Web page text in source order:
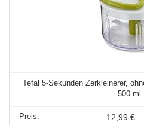
Tefal 5-Sekunden Zerkleinerer,
500 ml
12,99 €